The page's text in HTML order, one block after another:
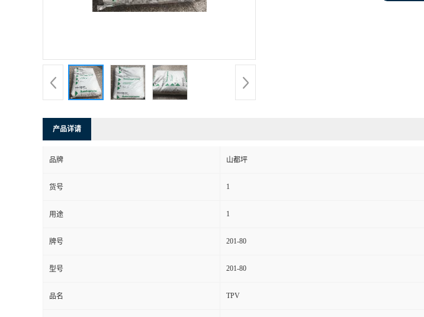
产品详请
品牌 山都坪
货号 1
用途 1
牌号 201-80
型号 201-80
品名 TPV